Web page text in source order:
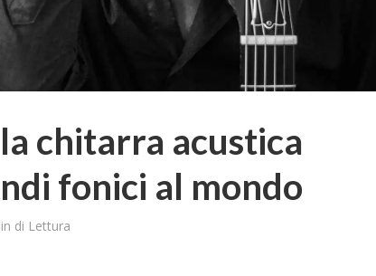
chitarra acustica
fonici al mondo
di Lettura